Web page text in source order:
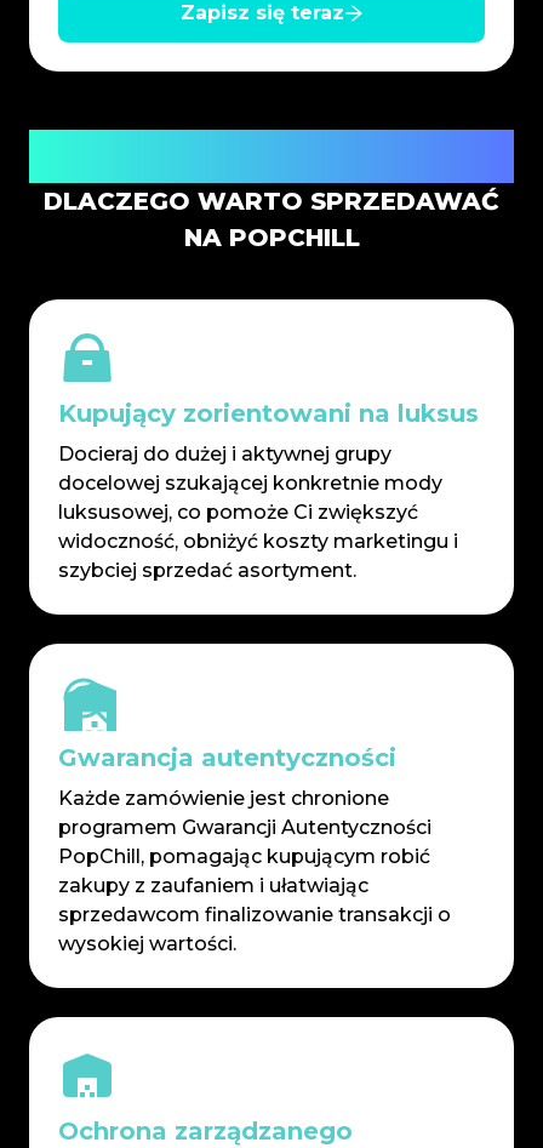
Zapisz się teraz
DLACZEGO WARTO SPRZEDAWAĆ
NA POPCHILL
Kupujący zorientowani na luksus
Docieraj do dużej i aktywnej grupy
docelowej szukającej konkretnie mody
luksusowej, co pomoże Ci zwiększyć
widoczność, obniżyć koszty marketingu i
szybciej sprzedać asortyment.
Gwarancja autentyczności
Każde zamówienie jest chronione
programem Gwarancji Autentyczności
PopChill, pomagając kupującym robić
zakupy z zaufaniem i ułatwiając
sprzedawcom finalizowanie transakcji o
wysokiej wartości.
Ochrona zarządzanego